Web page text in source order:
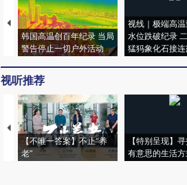
韩国高温创百年纪录 当局
警告停止一切户外活动
视线｜极端高
水位跌破纪录
猛犸象化石接
视听推荐
【不唯一答案】不止“养
老”
【特别呈现】
有意思的生活方